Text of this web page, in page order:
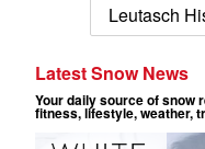
Leutasch